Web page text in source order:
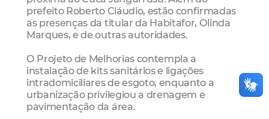
prefeito Roberto Cláudio, estão confirmadas
as presenças da titular da Habitafor, Olinda
Marques, e de outras autoridades.
O Projeto de Melhorias contempla a
instalação de kits sanitários e ligações
intradomiciliares de esgoto, enquanto a
urbanização privilegiou a drenagem e
pavimentação da área.